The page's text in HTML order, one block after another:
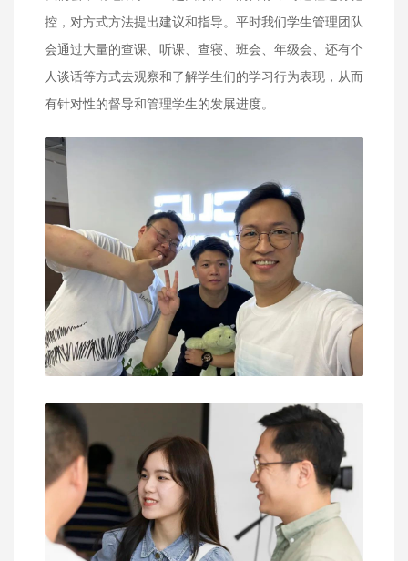
控，对方式方法提出建议和指导。平时我们学生管理团队
会通过大量的查课、听课、查寝、班会、年级会、还有个
人谈话等方式去观察和了解学生们的学习行为表现，从而
有针对性的督导和管理学生的发展进度。